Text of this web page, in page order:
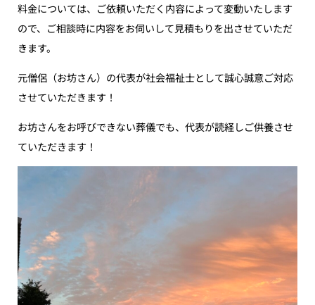
料金については、ご依頼いただく内容によって変動いたします
ので、ご相談時に内容をお伺いして見積もりを出させていただ
きます。
元僧侶（お坊さん）の代表が社会福祉士として誠心誠意ご対応
させていただきます！
お坊さんをお呼びできない葬儀でも、代表が読経しご供養させ
ていただきます！